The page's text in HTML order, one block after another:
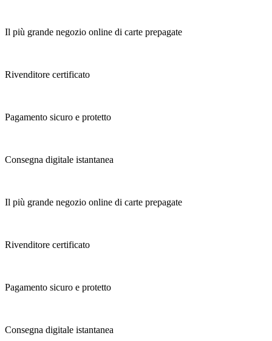
Il più grande negozio online di carte prepagate
Rivenditore certificato
Pagamento sicuro e protetto
Consegna digitale istantanea
Il più grande negozio online di carte prepagate
Rivenditore certificato
Pagamento sicuro e protetto
Consegna digitale istantanea